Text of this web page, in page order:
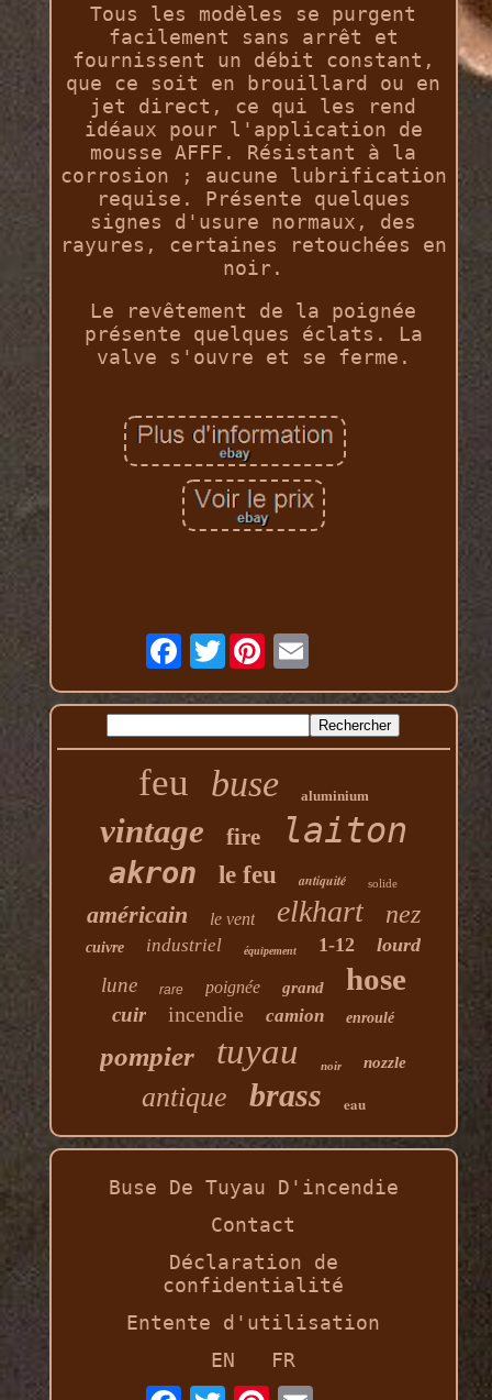
Tous les modèles se purgent
facilement sans arrêt et
fournissent un débit constant,
que ce soit en brouillard ou en
jet direct, ce qui les rend
idéaux pour l'application de
mousse AFFF. Résistant à la
corrosion ; aucune lubrification
requise. Présente quelques
signes d'usure normaux, des
rayures, certaines retouchées en
noir.
Le revêtement de la poignée
présente quelques éclats. La
valve s'ouvre et se ferme.
Twitter
feu buse aluminium
vintage fire laiton
akron le feu antiquité solide
américain le vent elkhart nez
cuivre industriel équipement 1-12 lourd
lune rare poignée grand hose
cuir incendie camion enroulé
pompier tuyau noir nozzle
antique brass eau
Buse De Tuyau D'incendie
Contact
Déclaration de
confidentialité
Entente d'utilisation
EN
FR